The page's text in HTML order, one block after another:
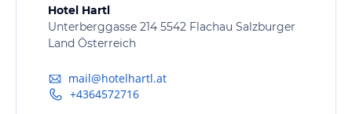
Hotel Hartl
Unterberggasse 214 5542 Flachau Salzburger
Land Österreich
mail@hotelhartl.at
+4364572716